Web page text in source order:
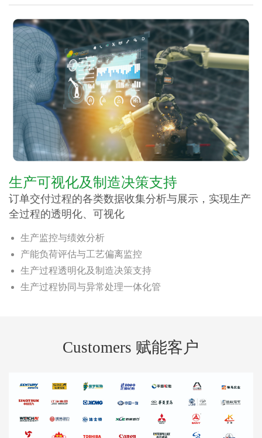
生产可视化及制造决策支持
订单交付过程的各类数据收集分析与展示，实现生产
全过程的透明化、可视化
生产监控与绩效分析
产能负荷评估与工艺偏离监控
生产过程透明化及制造决策支持
生产过程协同与异常处理一体化管
Customers 赋能客户